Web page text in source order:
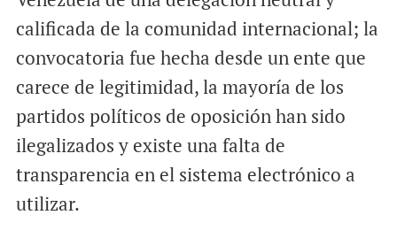
calificada de la comunidad internacional; la
convocatoria fue hecha desde un ente que
carece de legitimidad, la mayoría de los
partidos políticos de oposición han sido
ilegalizados y existe una falta de
transparencia en el sistema electrónico a
utilizar.